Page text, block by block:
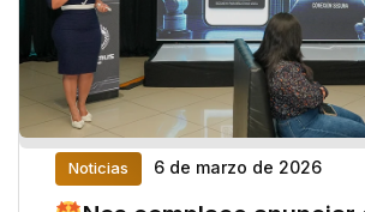
Noticias 6 de marzo de 2026